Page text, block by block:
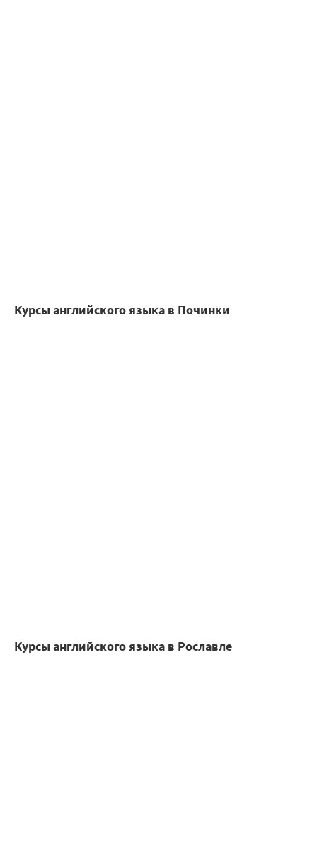
Курсы английского языка в Починки
Курсы английского языка в Рославле